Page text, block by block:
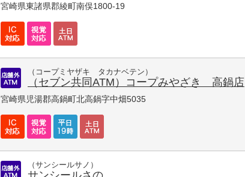
宮崎県東諸県郡綾町南俣1800-19
（コープミヤザキ タカナベテン）
（セブン共同ATM）コープみやざき 高鍋店
宮崎県児湯郡高鍋町北高鍋字中畑5035
（サンシールサノ）